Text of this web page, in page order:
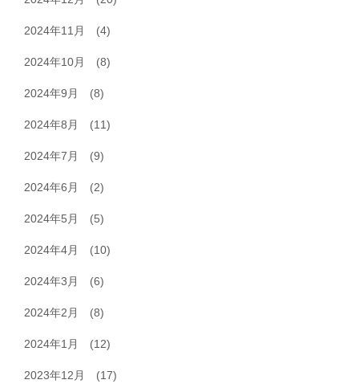
2024年11月 (4)
2024年10月 (8)
2024年9月 (8)
2024年8月 (11)
2024年7月 (9)
2024年6月 (2)
2024年5月 (5)
2024年4月 (10)
2024年3月 (6)
2024年2月 (8)
2024年1月 (12)
2023年12月 (17)